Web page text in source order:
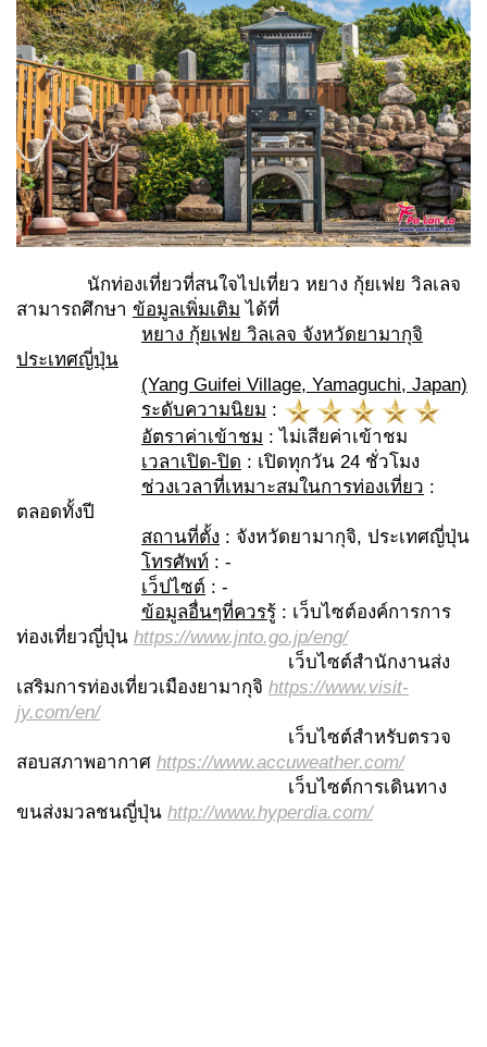
นักท่องเที่ยวที่สนใจไปเที่ยว หยาง กุ้ยเฟย วิลเลจ
สามารถศึกษา ข้อมูลเพิ่มเติม ได้ที่
หยาง กุ้ยเฟย วิลเลจ จังหวัดยามากุจิ
ประเทศญี่ปุ่น
(Yang Guifei Village, Yamaguchi, Japan)
ระดับความนิยม :
อัตราค่าเข้าชม : ไม่เสียค่าเข้าชม
เวลาเปิด-ปิด : เปิดทุกวัน 24 ชั่วโมง
ช่วงเวลาที่เหมาะสมในการท่องเที่ยว :
ตลอดทั้งปี
สถานที่ตั้ง : จังหวัดยามากุจิ, ประเทศญี่ปุ่น
โทรศัพท์ : -
เว็ปไซต์ : -
ข้อมูลอื่นๆที่ควรรู้ : เว็บไซต์องค์การการ
ท่องเที่ยวญี่ปุ่น https://www.jnto.go.jp/eng/
เว็บไซต์สำนักงานส่ง
เสริมการท่องเที่ยวเมืองยามากุจิ https://www.visit-
jy.com/en/
เว็บไซต์สำหรับตรวจ
สอบสภาพอากาศ https://www.accuweather.com/
เว็บไซต์การเดินทาง
ขนส่งมวลชนญี่ปุ่น http://www.hyperdia.com/